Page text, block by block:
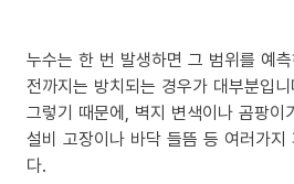
누수는 한 번 발생하면 그 범위를 예
전까지는 방치되는 경우가 대부분입니
그렇기 때문에, 벽지 변색이나 곰팡이
설비 고장이나 바닥 들뜸 등 여러가지
다.